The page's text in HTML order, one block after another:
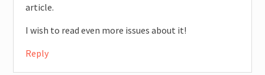
article.
I wish to read even more issues about it!
Reply